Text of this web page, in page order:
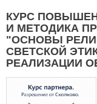
КУРС
И МЕТОДИКА
"ОСНОВЫ
СВЕТСКОЙ
РЕАЛИЗАЦИИ